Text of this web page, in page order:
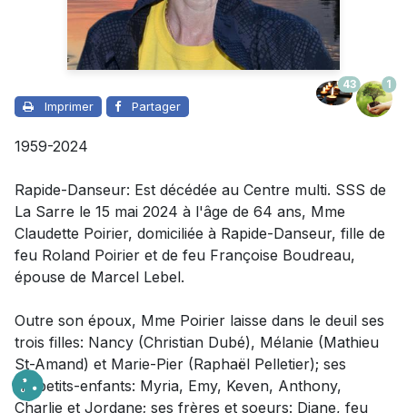
Imprimer Partager
43 1
1959-2024
Rapide-Danseur: Est décédée au Centre multi. SSS de
La Sarre le 15 mai 2024 à l'âge de 64 ans, Mme
Claudette Poirier, domiciliée à Rapide-Danseur, fille de
feu Roland Poirier et de feu Françoise Boudreau,
épouse de Marcel Lebel.
Outre son époux, Mme Poirier laisse dans le deuil ses
trois filles: Nancy (Christian Dubé), Mélanie (Mathieu
St-Amand) et Marie-Pier (Raphaël Pelletier); ses
six petits-enfants: Myria, Emy, Keven, Anthony,
Charlie et Jordane; ses frères et soeurs: Diane, feu